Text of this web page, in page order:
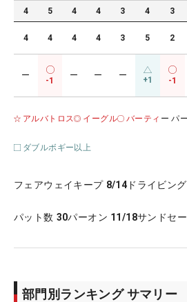
4 5 4 4 3 4 3
4 4 4 4 3 5 2
ー
-1
ー ー ー +1 -1
アルバトロス イーグル バーティ ー パ
ダブルボギー以上
フェアウェイキープ 8/14 ドライビン
パット数 30パーオン 11/18サンドセ
部門別ランキング サマリー